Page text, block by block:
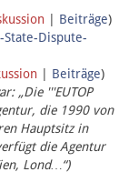
Beiträge)
Dispute-
Beiträge)
„Die '''EUTOP
die 1990 von
Hauptsitz in
die Agentur
Lond…“)